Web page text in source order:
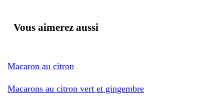
Vous aimerez aussi
Macaron au citron
Macarons au citron vert et gingembre